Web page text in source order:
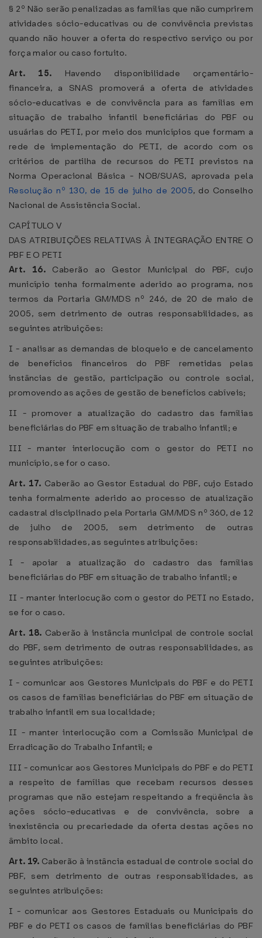
§ 2º Não serão penalizadas as famílias que não cumprirem
atividades sócio-educativas ou de convivência previstas
quando não houver a oferta do respectivo serviço ou por
força maior ou caso fortuito.
Art. 15. Havendo disponibilidade orçamentário-
financeira, a SNAS promoverá a oferta de atividades
sócio-educativas e de convivência para as famílias em
situação de trabalho infantil beneficiárias do PBF ou
usuárias do PETI, por meio dos municípios que formam a
rede de implementação do PETI, de acordo com os
critérios de partilha de recursos do PETI previstos na
Norma Operacional Básica - NOB/SUAS, aprovada pela
Resolução nº 130, de 15 de julho de 2005, do Conselho
Nacional de Assistência Social.
CAPÍTULO V
DAS ATRIBUIÇÕES RELATIVAS À INTEGRAÇÃO ENTRE O
PBF E O PETI
Art. 16. Caberão ao Gestor Municipal do PBF, cujo
município tenha formalmente aderido ao programa, nos
termos da Portaria GM/MDS nº 246, de 20 de maio de
2005, sem detrimento de outras responsabilidades, as
seguintes atribuições:
I - analisar as demandas de bloqueio e de cancelamento
de benefícios financeiros do PBF remetidas pelas
instâncias de gestão, participação ou controle social,
promovendo as ações de gestão de benefícios cabíveis;
II - promover a atualização do cadastro das famílias
beneficiárias do PBF em situação de trabalho infantil; e
III - manter interlocução com o gestor do PETI no
município, se for o caso.
Art. 17. Caberão ao Gestor Estadual do PBF, cujo Estado
tenha formalmente aderido ao processo de atualização
cadastral disciplinado pela Portaria GM/MDS nº 360, de 12
de julho de 2005, sem detrimento de outras
responsabilidades, as seguintes atribuições:
I - apoiar a atualização do cadastro das famílias
beneficiárias do PBF em situação de trabalho infantil; e
II - manter interlocução com o gestor do PETI no Estado,
se for o caso.
Art. 18. Caberão à instância municipal de controle social
do PBF, sem detrimento de outras responsabilidades, as
seguintes atribuições:
I - comunicar aos Gestores Municipais do PBF e do PETI
os casos de famílias beneficiárias do PBF em situação de
trabalho infantil em sua localidade;
II - manter interlocução com a Comissão Municipal de
Erradicação do Trabalho Infantil; e
III - comunicar aos Gestores Municipais do PBF e do PETI
a respeito de famílias que recebam recursos desses
programas que não estejam respeitando a freqüência às
ações sócio-educativas e de convivência, sobre a
inexistência ou precariedade da oferta destas ações no
âmbito local.
Art. 19. Caberão à instância estadual de controle social do
PBF, sem detrimento de outras responsabilidades, as
seguintes atribuições:
I - comunicar aos Gestores Estaduais ou Municipais do
PBF e do PETI os casos de famílias beneficiárias do PBF